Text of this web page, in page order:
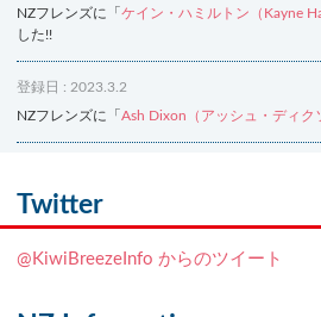
NZフレンズに「 ケイン・ハミルトン（Kayne
した!!
登録日 : 2023.3.2
NZフレンズに「 Ash Dixon（アッシュ・ディク
NZフレンズに「
登録日 : 2019.4.10
Twitter
@KiwiBreezeInfo からのツイート